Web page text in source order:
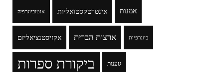
אוטוביוגרפיה אינטרטקסטואליות אמנות
אקזיסטנציאליזם ארצות הברית ביוגרפיות
ביקורת ספרות גזענות